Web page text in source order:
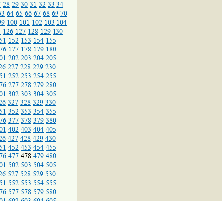
28 29 30 31 32 33 34
64 65 66 67 68 69 70
100 101 102 103 104
126 127 128 129 130
152 153 154 155
177 178 179 180
202 203 204 205
227 228 229 230
252 253 254 255
277 278 279 280
302 303 304 305
327 328 329 330
352 353 354 355
377 378 379 380
402 403 404 405
427 428 429 430
452 453 454 455
477 478 479 480
502 503 504 505
527 528 529 530
552 553 554 555
577 578 579 580